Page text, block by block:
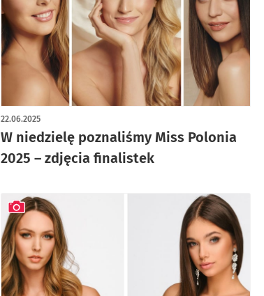
W niedzielę poznaliśmy Miss Polonia
2025 – zdjęcia finalistek
22.06.2025
artykuł z galerią zdjęć